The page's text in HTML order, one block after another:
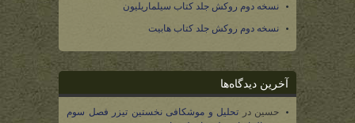
نسخه دوم روکش جلد کتاب سیلماریلیون
نسخه دوم روکش جلد کتاب هابیت
آخرین دیدگاه‌ها
حسین در تحلیل و موشکافی نخستین تیزر فصل سوم